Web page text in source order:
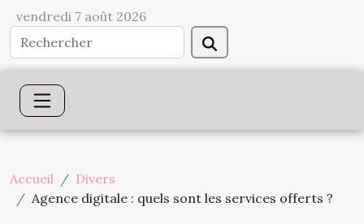
vendredi 7 août 2026
Accueil
Divers
Agence digitale : quels sont les services offerts ?